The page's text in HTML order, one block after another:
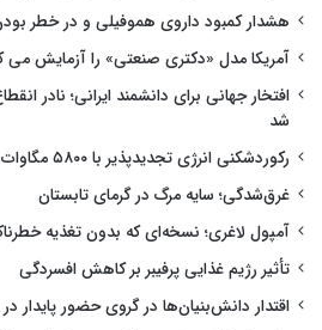
هشدار کمبود داروی هموفیلی و در خطر
آمریکا مدل «دکتری صنعتی» را آزمایش می
افتخار جهانی برای دانشمند ایرانی؛ نادر
شد
رکوردشکنی انرژی تجدیدپذیر با ۵۸۰۰ مگاوات برق
غرق‌شدگی؛ سایه مرگ در گرمای تابستان
آمپول لاغری؛ نسخه‌ای که بدون تغذیه
تأثیر رژیم غذایی پرفیبر بر کاهش افسردگی
اقتدار دانش‌بنیان‌ها در گروی حضور پایدار در